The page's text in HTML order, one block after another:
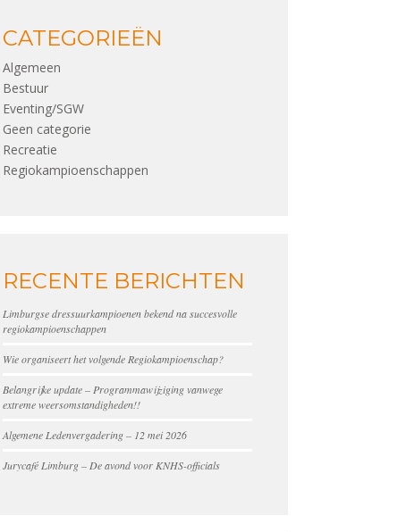
CATEGORIEËN
Algemeen
Bestuur
Eventing/SGW
Geen categorie
Recreatie
Regiokampioenschappen
RECENTE BERICHTEN
Limburgse dressuurkampioenen bekend na succesvolle
regiokampioenschappen
Wie organiseert het volgende Regiokampioenschap?
Belangrijke update – Programmawijziging vanwege
extreme weersomstandigheden!!
Algemene Ledenvergadering – 12 mei 2026
Jurycafé Limburg – De avond voor KNHS-officials